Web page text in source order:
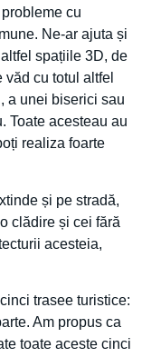
cu
Ne-ar ajuta și
spațiile 3D, de
cu totul altfel
a unei biserici sau
Toate acesteau au
realiza foarte
și pe stradă,
clădire și cei fără
acesteia,
trasee turistice:
Am propus ca
toate aceste cinci